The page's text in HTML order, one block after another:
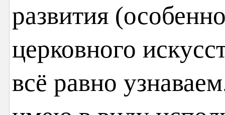
развития
церковного
всё равно